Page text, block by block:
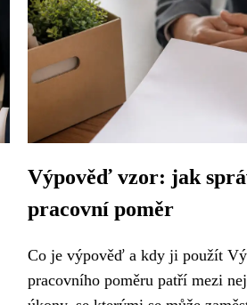
Výpověď vzor: jak
pracovní poměr
Co je výpověď a kdy ji použít
pracovního poměru patří mezi